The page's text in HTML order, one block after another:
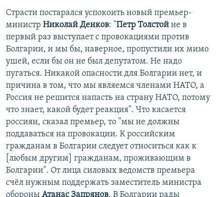
Страсти постарался успокоить новый премьер-
министр Николай Денков: "Петр Толстой не в
первый раз выступает с провокациями против
Болгарии, и мы бы, наверное, пропустили их мимо
ушей, если бы он не был депутатом. Не надо
пугаться. Никакой опасности для Болгарии нет, и
причина в том, что мы являемся членами НАТО, а
Россия не решится напасть на страну НАТО, потому
что знает, какой будет реакция". Что касается
россиян, сказал премьер, то "мы не должны
поддаваться на провокации. К российским
гражданам в Болгарии следует относиться как к
[любым другим] гражданам, проживающим в
Болгарии". От лица силовых ведомств премьера
счёл нужным поддержать заместитель министра
обороны Атанас Запрянов. В Болгарии рады